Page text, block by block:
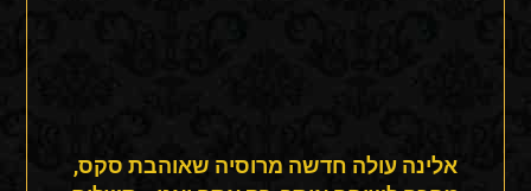
אלינה עולה חדשה מרוסיה שאוהבת סקס,